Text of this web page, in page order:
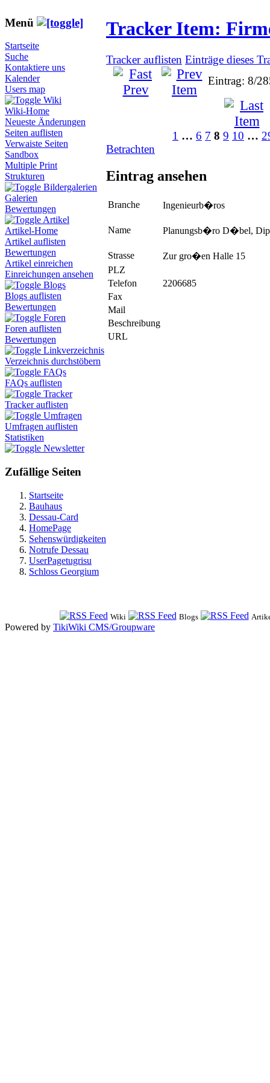
Menü
Startseite
Suche
Kontaktiere uns
Kalender
Users map
Wiki
Wiki-Home
Neueste Änderungen
Seiten auflisten
Verwaiste Seiten
Sandbox
Multiple Print
Strukturen
Bildergalerien
Galerien
Bewertungen
Artikel
Artikel-Home
Artikel auflisten
Bewertungen
Artikel einreichen
Einreichungen ansehen
Blogs
Blogs auflisten
Bewertungen
Foren
Foren auflisten
Bewertungen
Linkverzeichnis
Verzeichnis durchstöbern
FAQs
FAQs auflisten
Tracker
Tracker auflisten
Umfragen
Umfragen auflisten
Statistiken
Newsletter
Zufällige Seiten
Startseite
Bauhaus
Dessau-Card
HomePage
Sehenswürdigkeiten
Notrufe Dessau
UserPagetugrisu
Schloss Georgium
Tracker Item:
Tracker auflisten Einträge dieses
Eintrag: 8/
1 … 6 7 8 9 10 …
Betrachten
Eintrag ansehen
Branche Ingenieurb�ros
Name Planungsb�ro D�bel,
Strasse
Zur gro�en Halle 15
PLZ
Telefon
2206685
Fax
Mail
Beschreibung
URL
Wiki Blogs
Powered by TikiWiki CMS/Groupware